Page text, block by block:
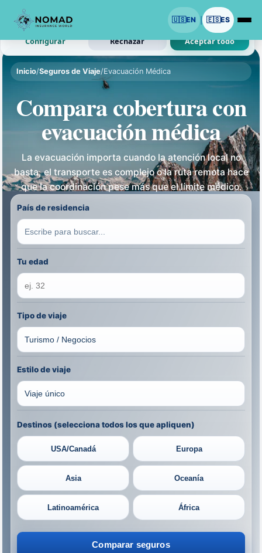
🇺🇸EN 🇪🇸ES
Inicio/Seguros de Viaje/Evacuación Médica
Compara cobertura con
evacuación médica
La evacuación importa cuando la atención local no
basta, el transporte es complejo o la ruta remota hace
que la coordinación pese más que el límite médico.
País de residencia
Tu edad
Tipo de viaje
Estilo de viaje
Destinos (selecciona todos los que apliquen)
USA/Canadá Europa
Asia Oceanía
Latinoamérica África
Comparar seguros
Usamos cookies con tu permiso.
Analitica y anuncios son opcionales. Las necesarias siguen activas.
Configurar Rechazar Aceptar todo